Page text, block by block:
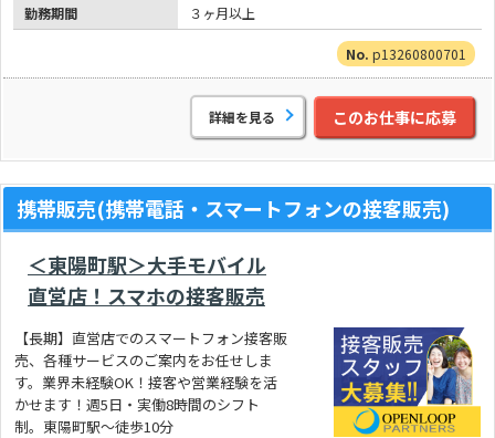
勤務期間
３ヶ月以上
p13260800701
詳細を見る このお仕事に応募
携帯販売(携帯電話・スマートフォンの接客販売)
＜東陽町駅＞大手モバイル
直営店！スマホの接客販売
【長期】直営店でのスマートフォン接客販
売、各種サービスのご案内をお任せしま
す。業界未経験OK！接客や営業経験を活
かせます！週5日・実働8時間のシフト
制。東陽町駅～徒歩10分